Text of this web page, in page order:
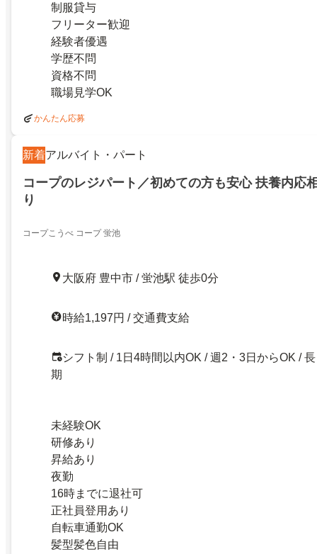
制服貸与
フリーター歓迎
経験者優遇
学歴不問
資格不問
職場見学OK
かんたん応募
新着アルバイト・パート
コープのレジパート／初めての方も安心 扶養内応
り
コープこうべ コープ 蛍池
大阪府 豊中市 / 蛍池駅 徒歩0分
時給1,197円 / 交通費支給
シフト制 / 1日4時間以内OK / 週2・3日からOK / 長
期
未経験OK
研修あり
昇給あり
夜勤
16時までに退社可
正社員登用あり
自転車通勤OK
髪型髪色自由